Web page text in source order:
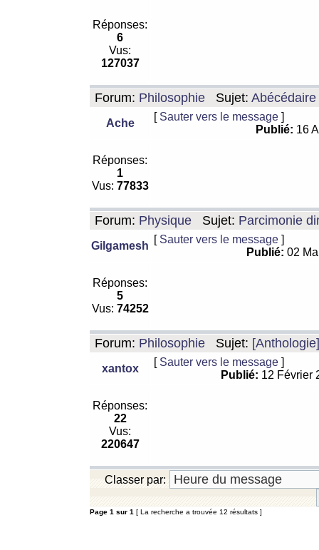
Réponses:
6
Vus:
127037
Forum: Philosophie Sujet: Abécédaire
Ache
[ Sauter vers le message ]
Publié: 16
Réponses:
1
Vus: 77833
Forum: Physique Sujet: Parcimonie
Gilgamesh
[ Sauter vers le message ]
Publié: 02
Réponses:
5
Vus: 74252
Forum: Philosophie Sujet:
xantox
[ Sauter vers le message ]
Publié: 12 Février
Réponses:
22
Vus:
220647
Classer par:
Page 1 sur 1 [ La recherche a trouvée 12 résultats ]